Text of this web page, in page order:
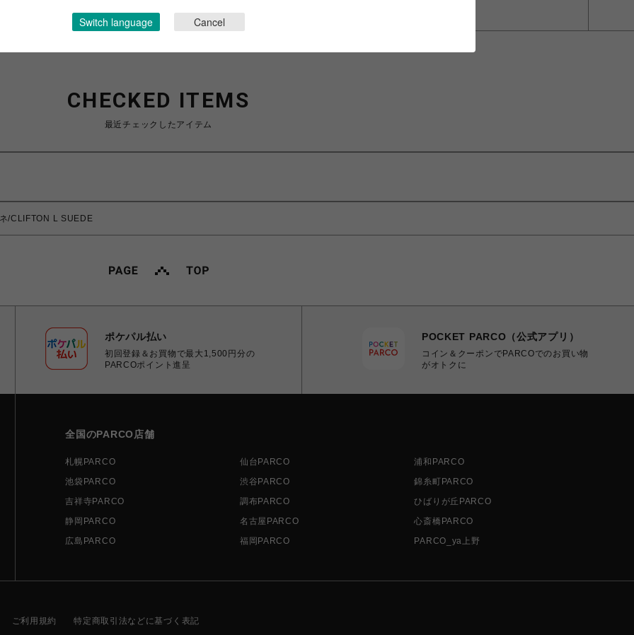
CHECKED ITEMS
最近チェックしたアイテム
/CLIFTON L SUEDE
ポケパル払い
初回登録＆お買物で最大1,500円分の
PARCOポイント進呈
POCKET PARCO（公式アプリ）
コイン＆クーポンでPARCOでのお買い物
がオトクに
全国のPARCO店舗
札幌PARCO 仙台PARCO
浦和PARCO
池袋PARCO
渋谷PARCO
錦糸町PARCO
吉祥寺PARCO
調布PARCO
ひばりが丘PARCO
静岡PARCO
名古屋PARCO
心斎橋PARCO
広島PARCO
福岡PARCO PARCO_ya上野
ご利用規約 特定商取引法などに基づく表記
Switch language Cancel